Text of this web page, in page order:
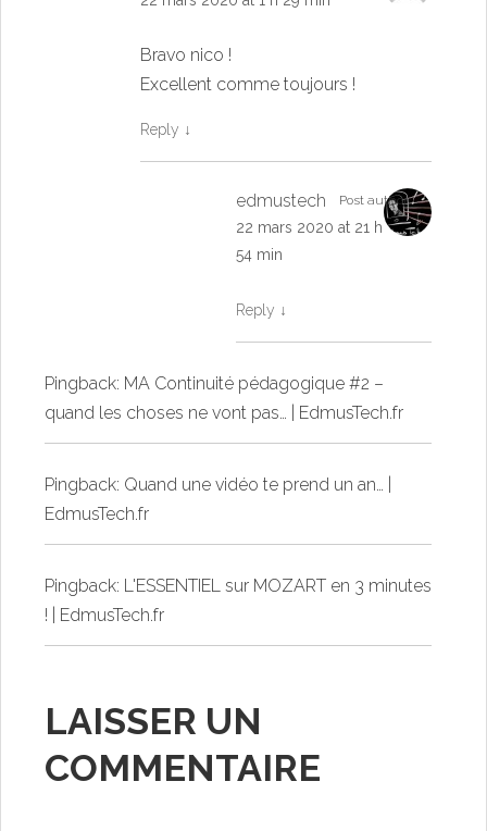
Bravo nico !
Excellent comme toujours !
Reply ↓
edmustech Post author
22 mars 2020 at 21 h
54 min
Reply ↓
Pingback: MA Continuité pédagogique #2 –
quand les choses ne vont pas… | EdmusTech.fr
Pingback: Quand une vidéo te prend un an… |
EdmusTech.fr
Pingback: L'ESSENTIEL sur MOZART en 3 minutes
! | EdmusTech.fr
LAISSER UN
COMMENTAIRE